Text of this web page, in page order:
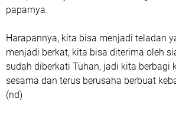
paparnya.
Harapannya, kita bisa menjadi teladan
menjadi berkat, kita bisa diterima oleh
sudah diberkati Tuhan, jadi kita berbagi
sesama dan terus berusaha berbuat
(nd)